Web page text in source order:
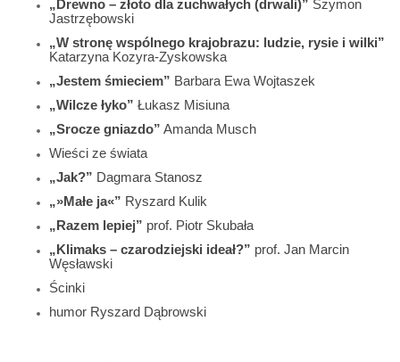
„Drewno – złoto dla zuchwałych (drwali)” Szymon
Jastrzębowski
„W stronę wspólnego krajobrazu: ludzie, rysie i wilki”
Katarzyna Kozyra-Zyskowska
„Jestem śmieciem” Barbara Ewa Wojtaszek
„Wilcze łyko” Łukasz Misiuna
„Srocze gniazdo” Amanda Musch
Wieści ze świata
„Jak?” Dagmara Stanosz
„»Małe ja«” Ryszard Kulik
„Razem lepiej” prof. Piotr Skubała
„Klimaks – czarodziejski ideał?” prof. Jan Marcin
Węsławski
Ścinki
humor Ryszard Dąbrowski